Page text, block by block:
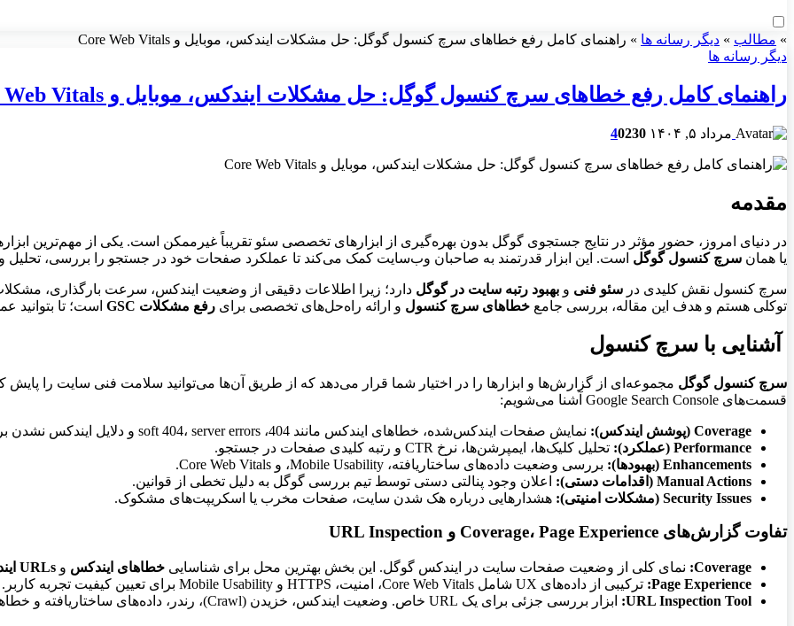
» مطالب » دیگر رسانه ها » راهنمای کامل رفع خطاهای سرچ کنسول گوگل: حل مشکلات ایندکس، موبایل و Core Web Vitals
دیگر رسانه ها
راهنمای کامل رفع خطاهای سرچ کنسول گوگل: حل مشکلات ایندکس، موبایل و Core Web Vitals
مرداد ۵, ۱۴۰۴ 40230
مقدمه
در دنیای امروز، حضور مؤثر در نتایج جستجوی گوگل بدون بهره‌گیری از ابزارهای تخصصی سئو تقریباً غیرممکن است. یکی از مهم‌ترین
یا همان سرچ کنسول گوگل است. این ابزار قدرتمند به صاحبان وب‌سایت کمک می‌کند تا عملکرد صفحات خود در جستجو را بررسی، تحلیل و
سرچ کنسول نقش کلیدی در سئو فنی و بهبود رتبه سایت در گوگل دارد؛ زیرا اطلاعات دقیقی از وضعیت ایندکس، سرعت بارگذاری،
توکلی هستم و هدف این مقاله، بررسی جامع خطاهای سرچ کنسول و ارائه راه‌حل‌های تخصصی برای رفع مشکلات GSC است؛ تا بتوانید
آشنایی با سرچ کنسول
سرچ کنسول گوگل مجموعه‌ای از گزارش‌ها و ابزارها را در اختیار شما قرار می‌دهد که از طریق آن‌ها می‌توانید سلامت فنی سایت را
قسمت‌های Google Search Console آشنا می‌شویم:
Coverage (پوشش ایندکس):
نمایش صفحات ایندکس‌شده، خطاهای ایندکس مانند 404، soft 404، server errors و دلایل ایندکس نشدن برخی URLها.
Performance (عملکرد):
تحلیل کلیک‌ها، ایمپرشن‌ها، نرخ CTR و رتبه کلیدی صفحات در جستجو.
Enhancements (بهبودها):
بررسی وضعیت داده‌های ساختاریافته، Mobile Usability، و Core Web Vitals.
Manual Actions (اقدامات دستی):
اعلان وجود پنالتی دستی توسط تیم بررسی گوگل به دلیل تخطی از قوانین.
Security Issues (مشکلات امنیتی):
هشدارهایی درباره هک شدن سایت، صفحات مخرب یا اسکریپت‌های مشکوک.
تفاوت گزارش‌های Coverage، Page Experience و URL Inspection
Coverage: نمای کلی از وضعیت صفحات سایت در ایندکس گوگل. این بخش بهترین محل برای شناسایی خطاهای ایندکس و URLs ایندکس نشده
Page Experience: ترکیبی از داده‌های UX شامل Core Web Vitals، امنیت، HTTPS و Mobile Usability برای تعیین کیفیت تجربه کاربر.
URL Inspection Tool:
ابزار بررسی جزئی برای یک URL خاص. وضعیت ایندکس، خزیدن (Crawl)، رندر، داده‌های ساختاریافته و خطاهای احتمالی را به‌صورت تکی نمایش می‌دهد.